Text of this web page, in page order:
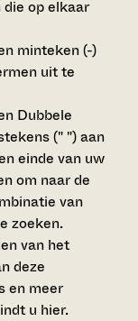
op elkaar
minteken (-)
uit te
Dubbele
(" ")aan
einde van uw
om naar de
van
zoeken.
van het
deze
en meer
u hier.